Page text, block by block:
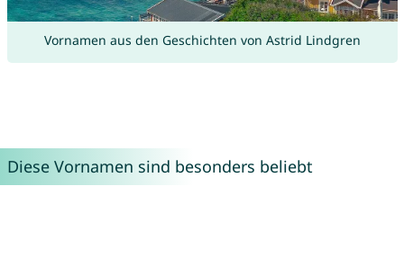
Vornamen aus den Geschichten von Astrid Lindgren
Diese Vornamen sind besonders beliebt